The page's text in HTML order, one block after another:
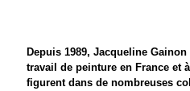
Depuis 1989, Jacqueline
travail de peinture en France et
figurent dans de nombreuses